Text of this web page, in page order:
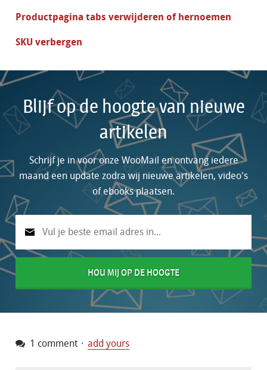
Productpagina tabs verwijderen of hernoemen
SKU verbergen
Blijf op de hoogte van nieuwe
artikelen
Schrijf je in voor onze WooMail en ontvang iedere
maand een update zodra wij nieuwe artikelen, video's
of ebooks plaatsen.
HOU MIJ OP DE HOOGTE
1 comment add yours